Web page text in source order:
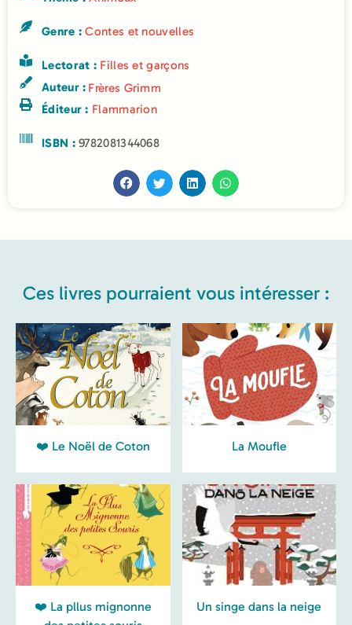
Genre :Contes et nouvelles
Lectorat : Filles et garçons
Auteur : Frères Grimm
Éditeur : Flammarion
ISBN :9782081344068
Ces livres pourraient vous intéresser :
❤️ Le Noël de Coton La Moufle
❤️ La pllus mignonne
Un singe dans la neige